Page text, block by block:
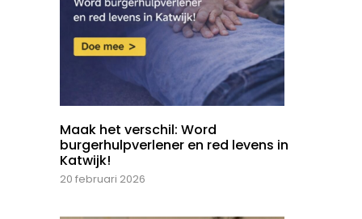
Maak het verschil: Word
burgerhulpverlener en red levens in
Katwijk!
20 februari 2026